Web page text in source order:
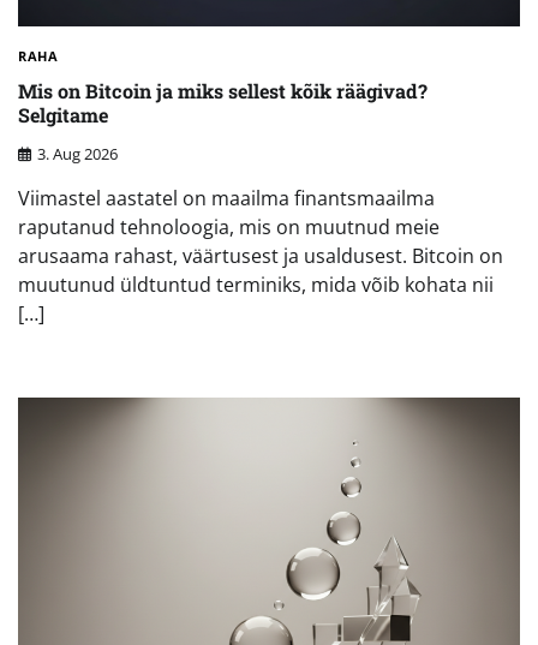
RAHA
Mis on Bitcoin ja miks sellest kõik räägivad?
Selgitame
3. Aug 2026
Viimastel aastatel on maailma finantsmaailma
raputanud tehnoloogia, mis on muutnud meie
arusaama rahast, väärtusest ja usaldusest. Bitcoin on
muutunud üldtuntud terminiks, mida võib kohata nii
[…]